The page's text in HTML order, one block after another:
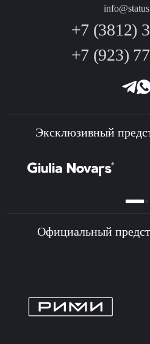
+7 (3812)
+7 (923)
Эксклюзивный
Официальный